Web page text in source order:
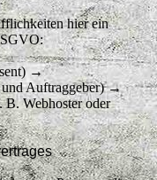
hier ein
→
und Auftraggeber) →
B. Webhoster oder